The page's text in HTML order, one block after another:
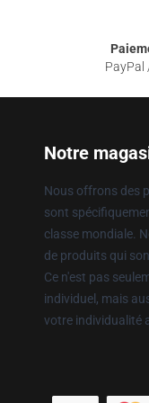
PayPal
Notre
Nous offrons des
sont
classe mondiale.
de produits qui
Ce n'est pas
individuel, mais
votre individualité